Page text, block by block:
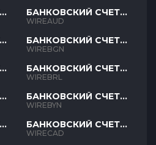
БАНКОВСКИЙ СЧЕТ
AUD
WIREAUD
БАНКОВСКИЙ СЧЕТ
BGN
WIREBGN
БАНКОВСКИЙ СЧЕТ
BRL
WIREBRL
БАНКОВСКИЙ СЧЕТ
BYN
WIREBYN
БАНКОВСКИЙ СЧЕТ
CAD
WIRECAD